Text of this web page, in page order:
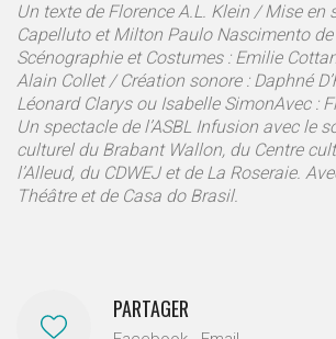
Un texte de Florence A.L. Klein / Mise en
Capelluto et Milton Paulo Nascimento
Scénographie et Costumes : Emilie
Alain Collet / Création sonore : Daphné
Léonard Clarys ou Isabelle SimonAvec :
Un spectacle de l’ASBL Infusion avec le
culturel du Brabant Wallon, du Centre
l’Alleud, du CDWEJ et de La Roseraie.
Théâtre et de Casa do Brasil.
PARTAGER